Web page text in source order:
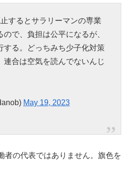
するとサラリーマンの専業
で、負担は公平になるが、
する。どっちみち少子化対策
連合は空気を読んでないんじ
May 19, 2023
者の代表ではありません。旗色を